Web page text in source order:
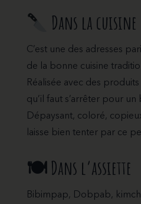
Dans la cuisine
C’est une des adresses
de la bonne cuisine
Réalisée avec des
qu’il faut s’arrêter pour un
Dépaysant, coloré,
laisse bien tenter par ce
🍽Dans l’assiette
Bibimpap, Dobpab,